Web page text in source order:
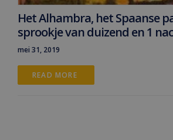
Het Alhambra, het Spaanse
sprookje van duizend en 1
mei 31, 2019
READ MORE